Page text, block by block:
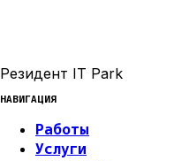
Резидент IT Park
НАВИГАЦИЯ
Работы
Услуги